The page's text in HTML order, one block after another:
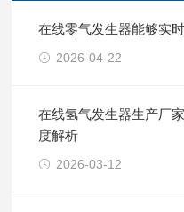
在线零气发生器能够实
2026-04-22
在线氢气发生器生产厂
度解析
2026-03-12